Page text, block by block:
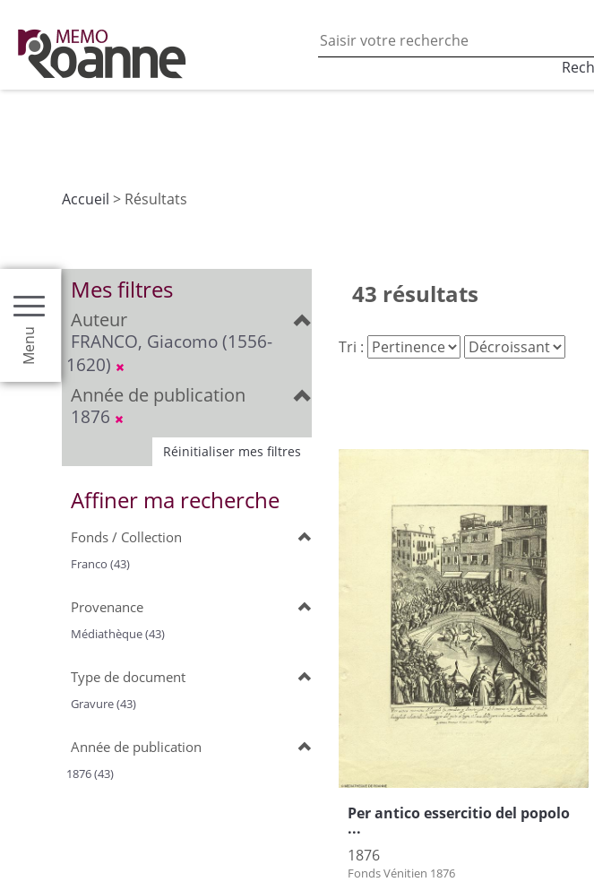
En poursuivant votre navigation sur ce site vous acceptez l’utilisation des cookies,
les fonctionnalités de partages de contenu sur les réseaux sociaux.
Menu
Accueil > Résultats
Mes filtres
Auteur
FRANCO, Giacomo (1556-
1620)
Année de publication
1876
Réinitialiser mes filtres
Affiner ma recherche
Fonds / Collection
Franco (43)
Provenance
Médiathèque (43)
Type de document
Gravure (43)
Année de publication
1876 (43)
43 résultats
Tri :
Per antico essercitio del popolo
...
1876
Fonds Vénitien 1876